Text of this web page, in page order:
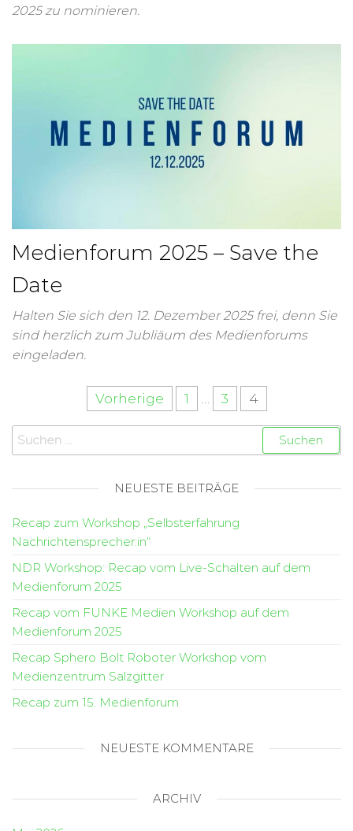
2025 zu nominieren.
Medienforum 2025 – Save the
Date
Halten Sie sich den 12. Dezember 2025 frei, denn Sie
sind herzlich zum Jubliäum des Medienforums
eingeladen.
Vorherige 1 … 3 4
NEUESTE BEITRÄGE
Recap zum Workshop „Selbsterfahrung
Nachrichtensprecher:in“
NDR Workshop: Recap vom Live-Schalten auf dem
Medienforum 2025
Recap vom FUNKE Medien Workshop auf dem
Medienforum 2025
Recap Sphero Bolt Roboter Workshop vom
Medienzentrum Salzgitter
Recap zum 15. Medienforum
NEUESTE KOMMENTARE
ARCHIV